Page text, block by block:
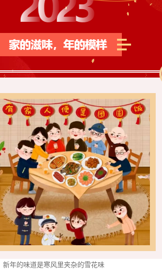
新年的味道是寒风里夹杂的雪花味